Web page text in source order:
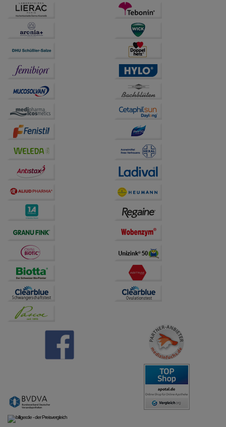
Statistik & Tracking:
Hierüber lassen sich
Informationen über die Art und Weise der Nutzung
unserer Website sammeln, mit deren Hilfe wir unsere
Website weiter für Sie optimieren können, den Inhalt
auf unserer Website aber auch die Werbung auf
Drittseiten möglichst relevant für Sie zu gestalten.
Bitte beachten Sie, dass Daten hierfür teilweise an
Dritte wie z.B. Google oder soziale Medien
übertragen werden.